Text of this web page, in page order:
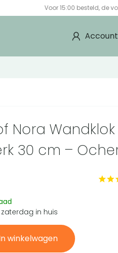
Voor 15:00 besteld, de
Account
Nora Wandklok
30 cm –
in huis
winkelwagen